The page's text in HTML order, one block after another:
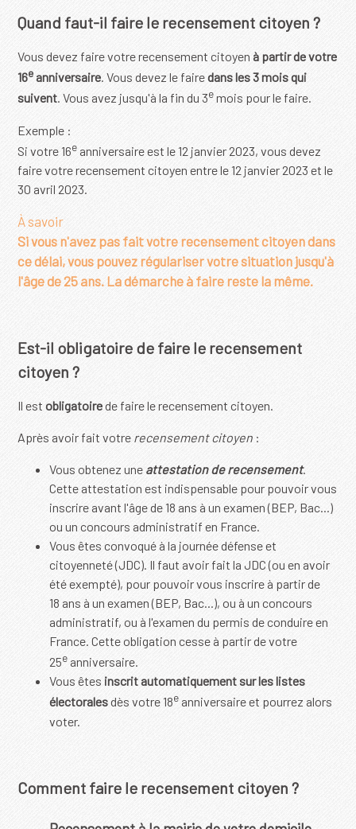
Quand faut-il faire le recensement citoyen ?
Vous devez faire votre recensement citoyen à partir de votre
16eanniversaire. Vous devez le fairedans les 3 mois qui
suivent. Vous avez jusqu'à la fin du 3emois pour le faire.
Exemple :
Si votre 16eanniversaire est le 12 janvier 2023, vous devez
faire votre recensement citoyen entre le 12 janvier 2023 et le
30 avril 2023.
À savoir
Si vous n'avez pas fait votre recensement citoyen dans
ce délai, vous pouvez régulariser votre situation jusqu'à
l'âge de 25 ans. La démarche à faire reste la même.
Est-il obligatoire de faire le recensement
citoyen ?
Il estobligatoirede faire le recensement citoyen.
Après avoir fait votre recensement citoyen :
Vous obtenez une attestation de recensement.
Cette attestation est indispensable pour pouvoir vous
inscrire avant l'âge de 18 ans à un examen (BEP, Bac...)
ou un concours administratif en France.
Vous êtes convoqué à la journée défense et
citoyenneté (JDC). Il faut avoir fait la JDC (ou en avoir
été exempté), pour pouvoir vous inscrire à partir de
18 ans à un examen (BEP, Bac...), ou à un concours
administratif, ou à l'examen du permis de conduire en
France. Cette obligation cesse à partir de votre
25eanniversaire.
Vous êtes inscrit automatiquement sur les listes
électoralesdès votre 18eanniversaire et pourrez alors
voter.
Comment faire le recensement citoyen ?